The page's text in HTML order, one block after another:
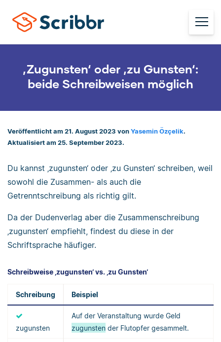
‚Zugunsten‘ oder ‚zu Gunsten‘:
beide Schreibweisen möglich
Veröffentlicht am 21. August 2023 von Yasemin Özçelik.
Aktualisiert am 25. September 2023.
Du kannst ‚zugunsten‘ oder ‚zu Gunsten‘ schreiben, weil
sowohl die Zusammen- als auch die
Getrenntschreibung als richtig gilt.
Da der Dudenverlag aber die Zusammenschreibung
‚zugunsten‘ empfiehlt, findest du diese in der
Schriftsprache häufiger.
Schreibweise ‚zugunsten‘ vs. ‚zu Gunsten‘
Schreibung Beispiel
zugunsten
Auf der Veranstaltung wurde Geld
zugunsten der Flutopfer gesammelt.